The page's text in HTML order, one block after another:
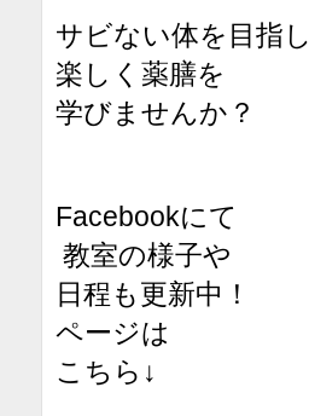
サビない体を目指し
楽しく薬膳を
学びませんか？
Facebookにて
教室の様子や
日程も更新中！
ページは
こちら↓